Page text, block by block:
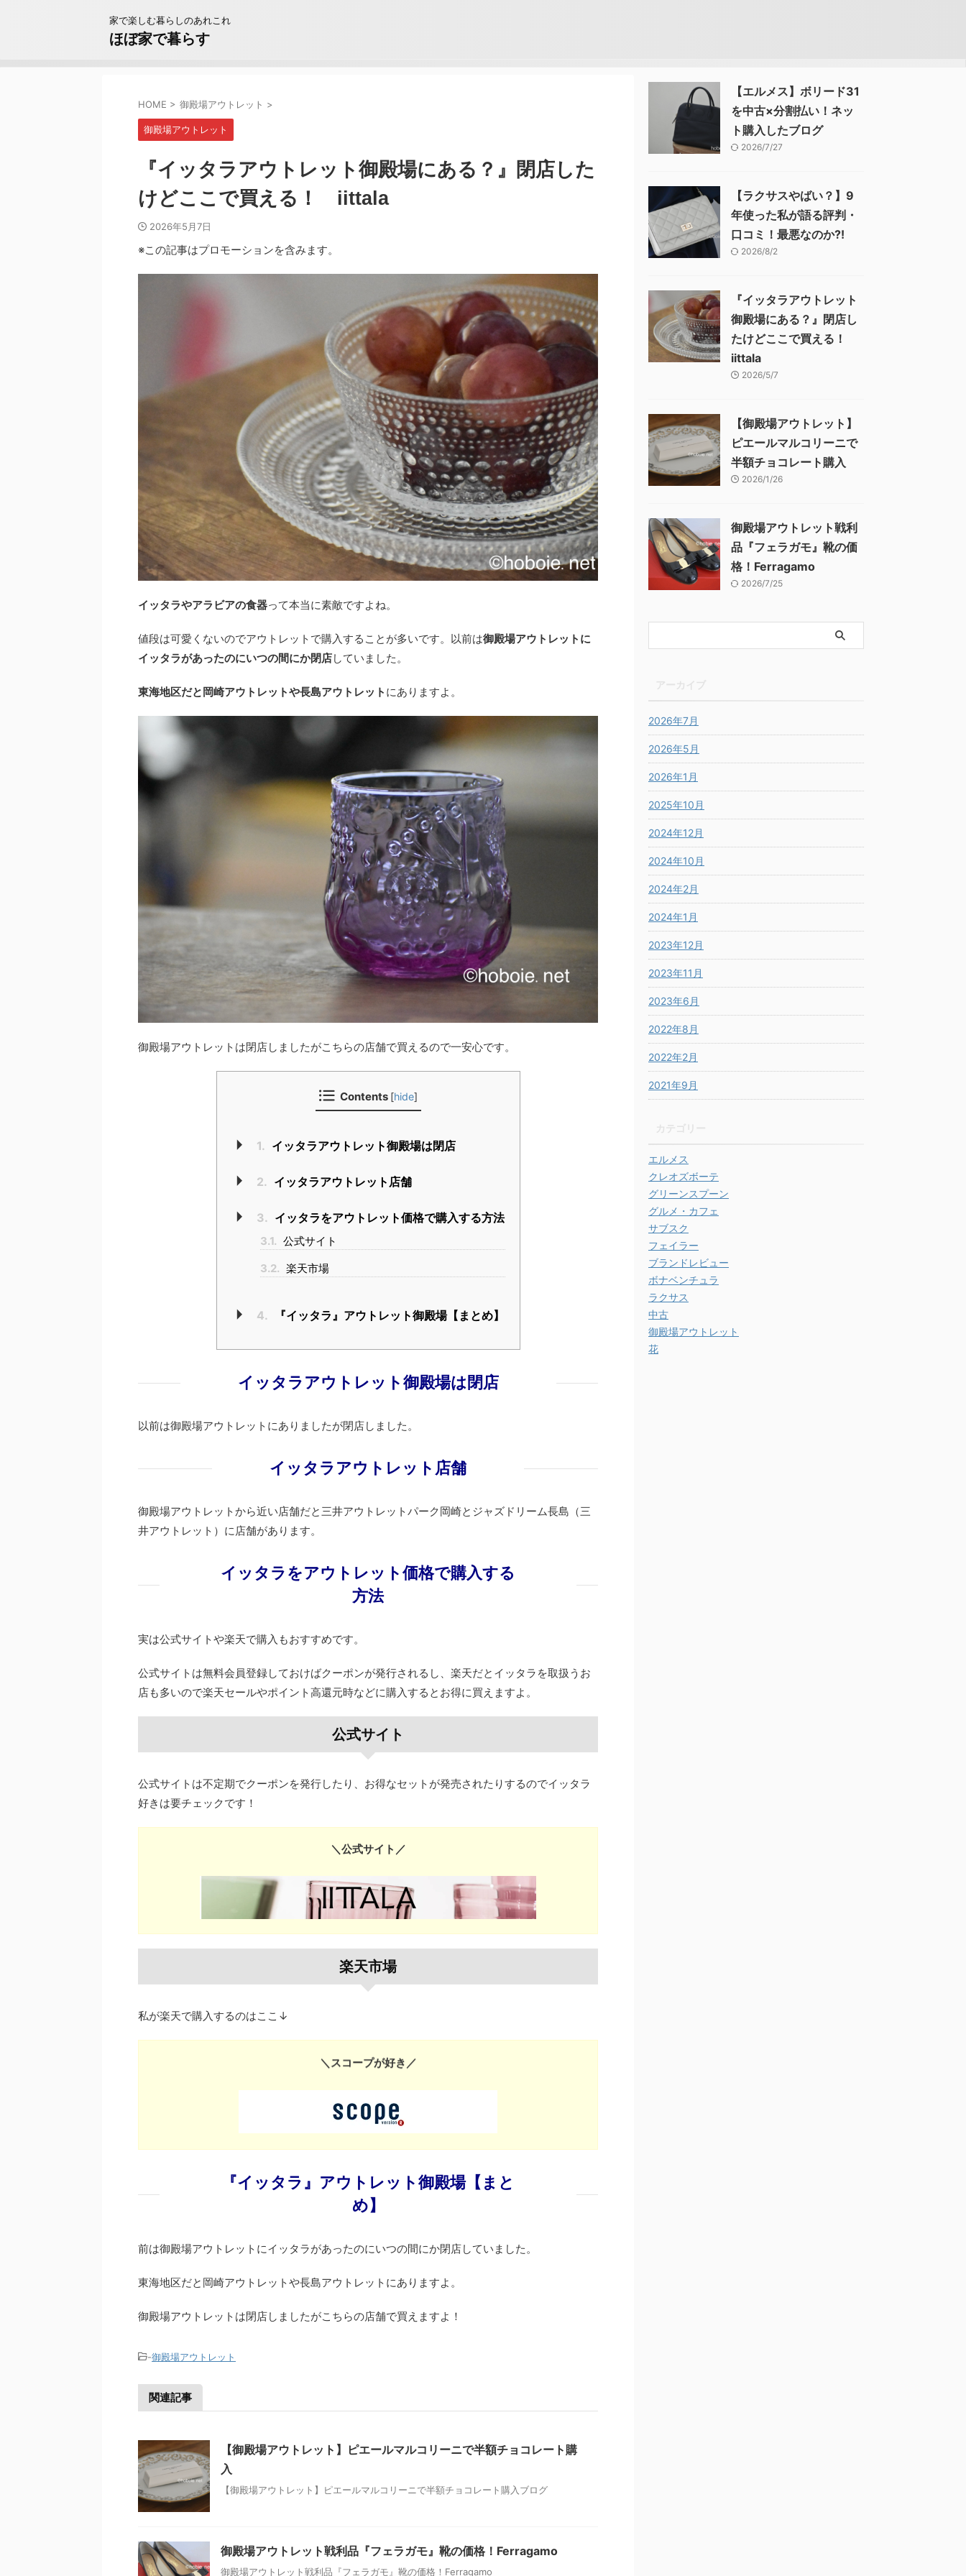
家で楽しむ暮らしのあれこれ
ほぼ家で暮らす
HOME > 御殿場アウトレット >
御殿場アウトレット
『イッタラアウトレット御殿場にある？』閉店した
けどここで買える！ iittala
2026年5月7日
※この記事はプロモーションを含みます。
イッタラやアラビアの食器って本当に素敵ですよね。
値段は可愛くないのでアウトレットで購入することが多いです。以前は御殿場アウトレットに
イッタラがあったのにいつの間にか閉店していました。
東海地区だと岡崎アウトレットや長島アウトレット にありますよ。
御殿場アウトレットは閉店しましたがこちらの店舗で買えるので一安心です。
Contents [hide]
1. イッタラアウトレット御殿場は閉店
2. イッタラアウトレット店舗
3. イッタラをアウトレット価格で購入する方法
3.1. 公式サイト
3.2. 楽天市場
4. 『イッタラ』アウトレット御殿場【まとめ】
イッタラアウトレット御殿場は閉店
以前は御殿場アウトレットにありましたが閉店しました。
イッタラアウトレット店舗
御殿場アウトレットから近い店舗だと三井アウトレットパーク岡崎とジャズドリーム長島（三
井アウトレット）に店舗があります。
イッタラをアウトレット価格で購入する
方法
実は公式サイトや楽天で購入もおすすめです。
公式サイトは無料会員登録しておけばクーポンが発行されるし、楽天だとイッタラを取扱うお
店も多いので楽天セールやポイント高還元時などに購入するとお得に買えますよ。
公式サイト
公式サイトは不定期でクーポンを発行したり、お得なセットが発売されたりするのでイッタラ
好きは要チェックです！
＼公式サイト／
楽天市場
私が楽天で購入するのはここ↓
＼スコープが好き／
『イッタラ』アウトレット御殿場【まと
め】
前は御殿場アウトレットにイッタラがあったのにいつの間にか閉店していました。
東海地区だと岡崎アウトレットや長島アウトレットにありますよ。
御殿場アウトレットは閉店しましたがこちらの店舗で買えますよ！
-御殿場アウトレット
関連記事
【御殿場アウトレット】ピエールマルコリーニで半額チョコレート購
入
【御殿場アウトレット】ピエールマルコリーニで半額チョコレート購入ブログ
御殿場アウトレット戦利品『フェラガモ』靴の価格！Ferragamo
御殿場アウトレット戦利品『フェラガモ』靴の価格！Ferragamo
【エルメス】ボリード31
を中古×分割払い！ネッ
ト購入したブログ
2026/7/27
【ラクサスやばい？】9
年使った私が語る評判・
口コミ！最悪なのか⁈
2026/8/2
『イッタラアウトレット
御殿場にある？』閉店し
たけどここで買える！
iittala
2026/5/7
【御殿場アウトレット】
ピエールマルコリーニで
半額チョコレート購入
2026/1/26
御殿場アウトレット戦利
品『フェラガモ』靴の価
格！Ferragamo
2026/7/25
2026年7月
2026年5月
2026年1月
2025年10月
2024年12月
2024年10月
2024年2月
2024年1月
2023年12月
2023年11月
2023年6月
2022年8月
2022年2月
2021年9月
エルメス
クレオズボーテ
グリーンスプーン
グルメ・カフェ
サブスク
フェイラー
ブランドレビュー
ボナベンチュラ
ラクサス
中古
御殿場アウトレット
花